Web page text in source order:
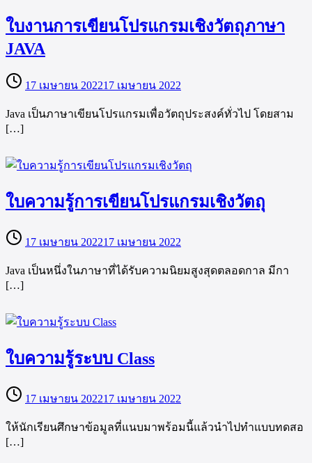
ใบงานการเขียนโปรแกรมเชิงวัตถุภาษา
JAVA
17 เมษายน 202217 เมษายน 2022
Java เป็นภาษาเขียนโปรแกรมเพื่อวัตถุประสงค์ทั่วไป โดยสาม
[…]
ใบความรู้การเขียนโปรแกรมเชิงวัตถุ
17 เมษายน 202217 เมษายน 2022
Java เป็นหนึ่งในภาษาที่ได้รับความนิยมสูงสุดตลอดกาล มีกา
[…]
ใบความรู้ระบบ Class
17 เมษายน 202217 เมษายน 2022
ให้นักเรียนศึกษาข้อมูลที่แนบมาพร้อมนี้แล้วนำไปทำแบบทดสอ
[…]